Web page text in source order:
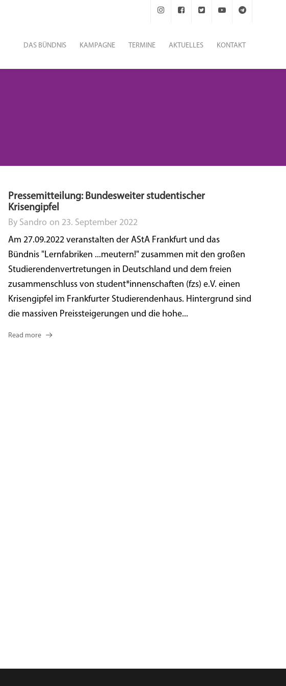
DAS BÜNDNIS KAMPAGNE TERMINE AKTUELLES KONTAKT
Pressemitteilung: Bundesweiter studentischer
Krisengipfel
By Sandro on 23. September 2022
Am 27.09.2022 veranstalten der AStA Frankfurt und das
Bündnis "Lernfabriken ...meutern!" zusammen mit den großen
Studierendenvertretungen in Deutschland und dem freien
zusammenschluss von student*innenschaften (fzs) e.V. einen
Krisengipfel im Frankfurter Studierendenhaus. Hintergrund sind
die massiven Preissteigerungen und die hohe...
Read more